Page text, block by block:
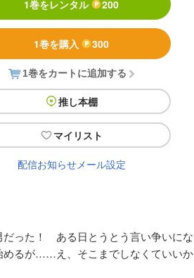
1巻をレンタル 200
1巻を購入 300
1巻をカートに追加する
推し本棚
マイリスト
配信お知らせメール設定
だった！ ある日とうとう言い争いにな
めるが……え、そこまでしなくていいか